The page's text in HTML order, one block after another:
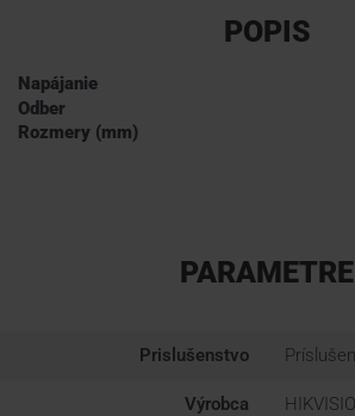
POPIS
Napájanie
Odber
Rozmery (mm)
PARAMETRE
Prislušenstvo
Výrobca